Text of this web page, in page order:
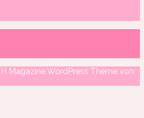
Magazine WordPress Theme von